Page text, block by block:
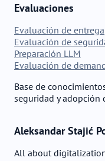
Evaluaciones
Evaluación de entrega
Evaluación de
Preparación LLM
Evaluación de
Base de
seguridad y adopción
Aleksandar Stajić
All about